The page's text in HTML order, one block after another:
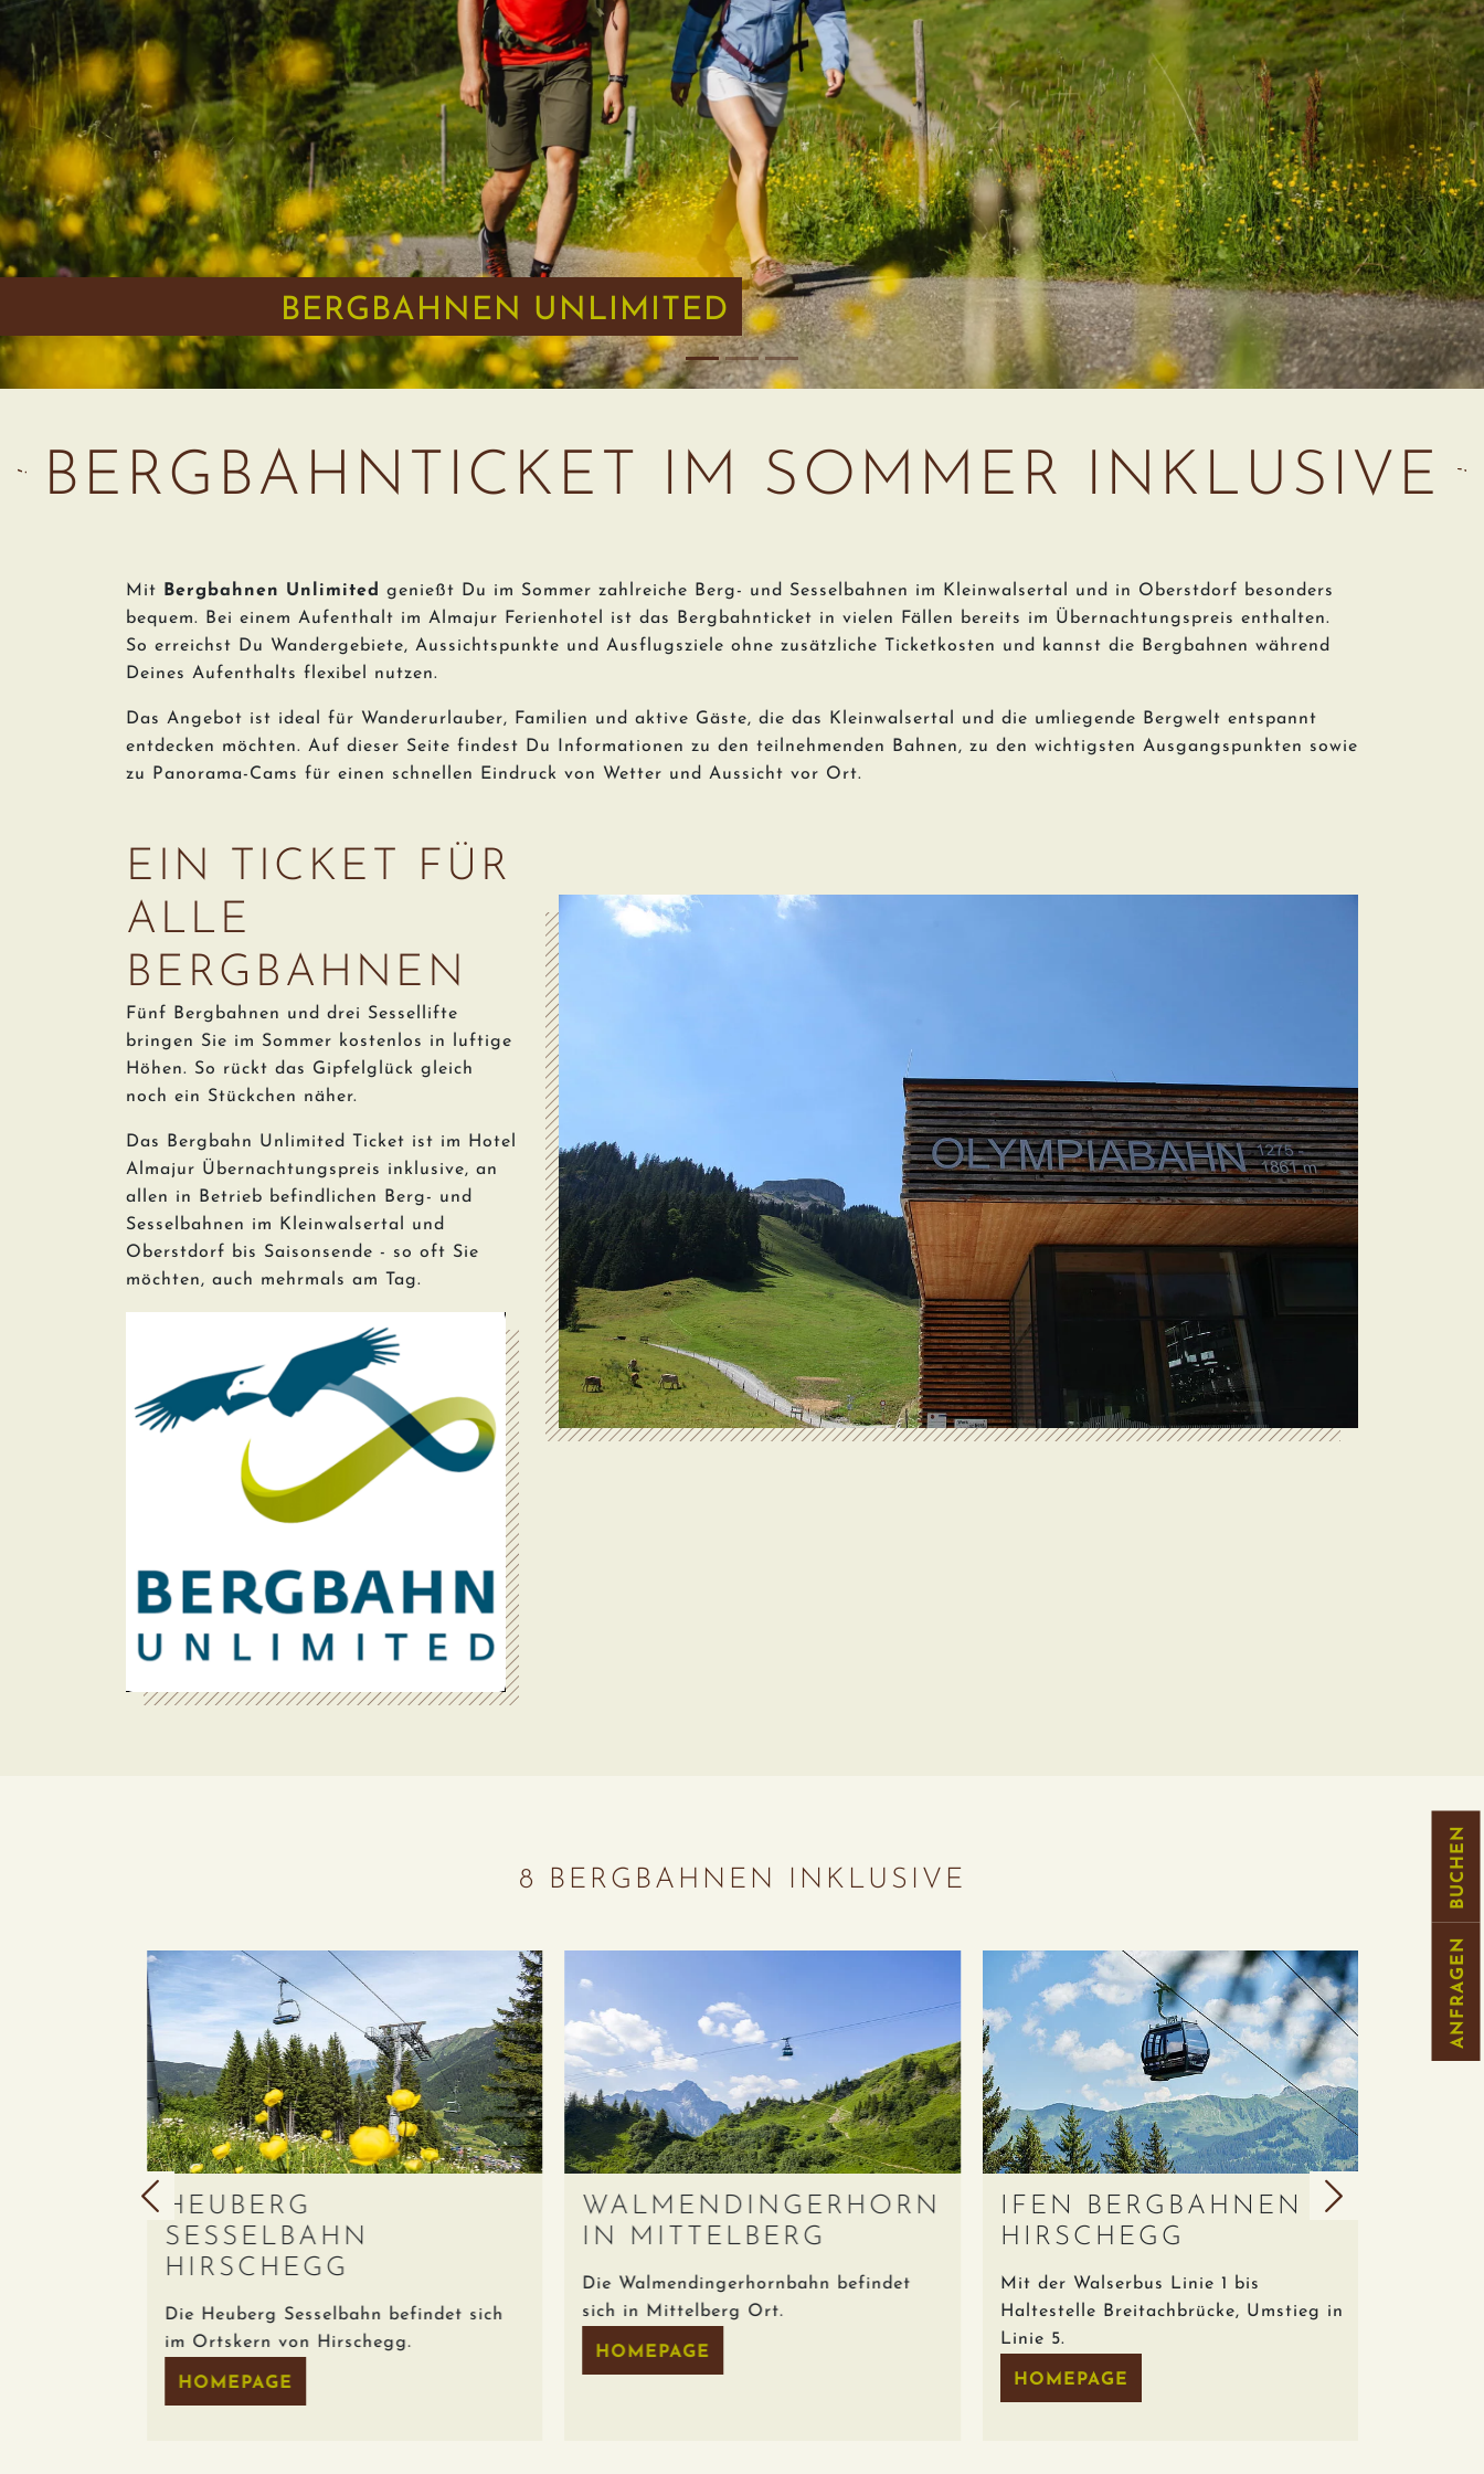
BERGBAHNEN UNLIMITED
BERGBAHNTICKET IM SOMMER INKLUSIVE
Mit Bergbahnen Unlimited
genießt Du im Sommer zahlreiche Berg- und Sesselbahnen im Kleinwalsertal und in Oberstdorf besonders
bequem. Bei einem Aufenthalt im Almajur Ferienhotel ist das Bergbahnticket in vielen Fällen bereits im Übernachtungspreis enthalten.
So erreichst Du Wandergebiete, Aussichtspunkte und Ausflugsziele ohne zusätzliche Ticketkosten und kannst die Bergbahnen während
Deines Aufenthalts flexibel nutzen.
Das Angebot ist ideal für Wanderurlauber, Familien und aktive Gäste, die das Kleinwalsertal und die umliegende Bergwelt entspannt
entdecken möchten. Auf dieser Seite findest Du Informationen zu den teilnehmenden Bahnen, zu den wichtigsten Ausgangspunkten sowie
zu Panorama-Cams für einen schnellen Eindruck von Wetter und Aussicht vor Ort.
EIN TICKET FÜR
ALLE
BERGBAHNEN
Fünf Bergbahnen und drei Sessellifte
bringen Sie im Sommer kostenlos in luftige
Höhen. So rückt das Gipfelglück gleich
noch ein Stückchen näher.
Das Bergbahn Unlimited Ticket ist im Hotel
Almajur Übernachtungspreis inklusive, an
allen in Betrieb befindlichen Berg- und
Sesselbahnen im Kleinwalsertal und
Oberstdorf bis Saisonsende - so oft Sie
möchten, auch mehrmals am Tag.
8 BERGBAHNEN INKLUSIVE
HEUBERG
SESSELBAHN
HIRSCHEGG
Die Heuberg Sesselbahn befindet sich
im Ortskern von Hirschegg.
HOMEPAGE
WALMENDINGERHORN
IN MITTELBERG
Die Walmendingerhornbahn befindet
sich in Mittelberg Ort.
HOMEPAGE
IFEN BERGBAHNEN IN
HIRSCHEGG
Mit der Walserbus Linie 1 bis
Haltestelle Breitachbrücke, Umstieg in
Linie 5.
HOMEPAGE
ANFRAGEN
BUCHEN